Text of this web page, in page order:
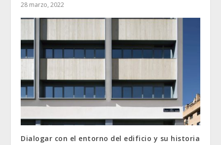
28 marzo, 2022
Dialogar con el entorno del edificio y su historia